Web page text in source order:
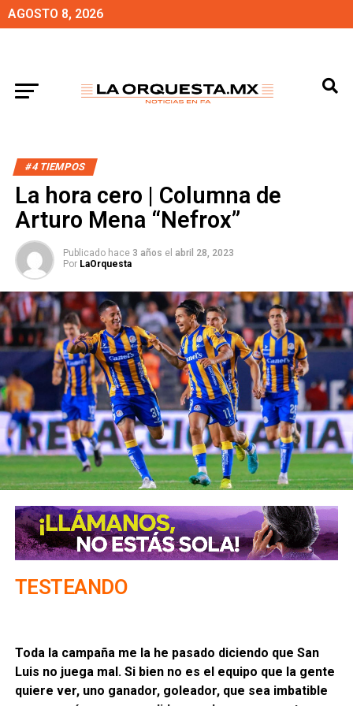
AGOSTO 8, 2026
#4 TIEMPOS
La hora cero | Columna de
Arturo Mena “Nefrox”
Publicado hace 3 años el abril 28, 2023
Por LaOrquesta
TESTEANDO
Toda la campaña me la he pasado diciendo que San
Luis no juega mal. Si bien no es el equipo que la gente
quiere ver, uno ganador, goleador, que sea imbatible